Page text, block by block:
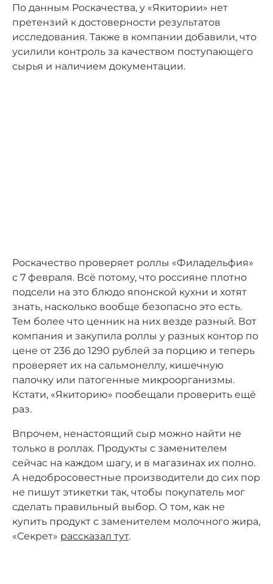
По данным Роскачества, у «Якитории» нет
претензий к достоверности результатов
исследования. Также в компании добавили, что
усилили контроль за качеством поступающего
сырья и наличием документации.
Роскачество проверяет роллы «Филадельфия»
с 7 февраля. Всё потому, что россияне плотно
подсели на это блюдо японской кухни и хотят
знать, насколько вообще безопасно это есть.
Тем более что ценник на них везде разный. Вот
компания и закупила роллы у разных контор по
цене от 236 до 1290 рублей за порцию и теперь
проверяет их на сальмонеллу, кишечную
палочку или патогенные микроорганизмы.
Кстати, «Якиторию» пообещали проверить ещё
раз.
Впрочем, ненастоящий сыр можно найти не
только в роллах. Продукты с заменителем
сейчас на каждом шагу, и в магазинах их полно.
А недобросовестные производители до сих пор
не пишут этикетки так, чтобы покупатель мог
сделать правильный выбор. О том, как не
купить продукт с заменителем молочного жира,
«Секрет» рассказал тут.